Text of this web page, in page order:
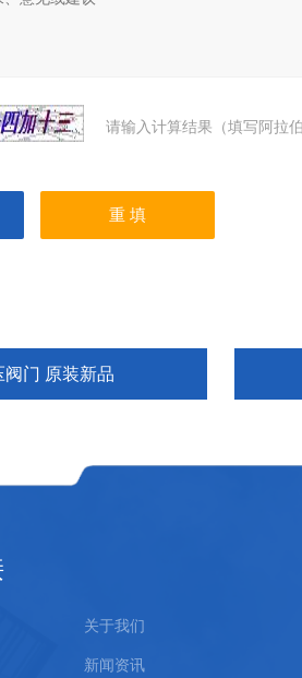
请输入计算结果（填写阿拉
门 原装新品
关于我们
新闻资讯